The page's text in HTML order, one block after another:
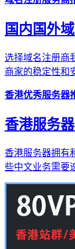
国内国外
选择域名注册商
商家的稳定性和
香港优秀服务器
香港服务
香港服务器拥有
些中文业务需要